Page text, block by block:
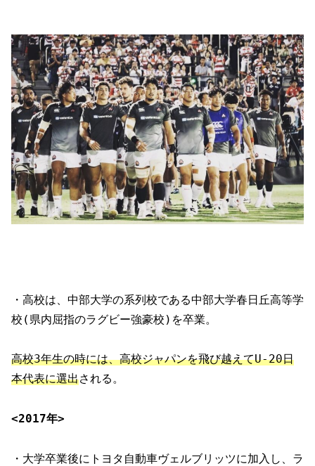
・高校は、中部大学の系列校である中部大学春日丘高等学
校(県内屈指のラグビー強豪校)を卒業。
高校3年生の時には、高校ジャパンを飛び越えてU-20日
本代表に選出される。
<2017年>
・大学卒業後にトヨタ自動車ヴェルブリッツに加入し、ラ